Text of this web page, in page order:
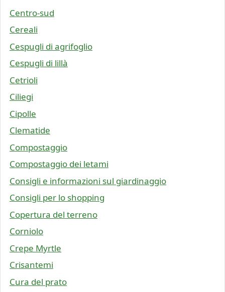
Centro-sud
Cereali
Cespugli di agrifoglio
Cespugli di lillà
Cetrioli
Ciliegi
Cipolle
Clematide
Compostaggio
Compostaggio dei letami
Consigli e informazioni sul giardinaggio
Consigli per lo shopping
Copertura del terreno
Corniolo
Crepe Myrtle
Crisantemi
Cura del prato